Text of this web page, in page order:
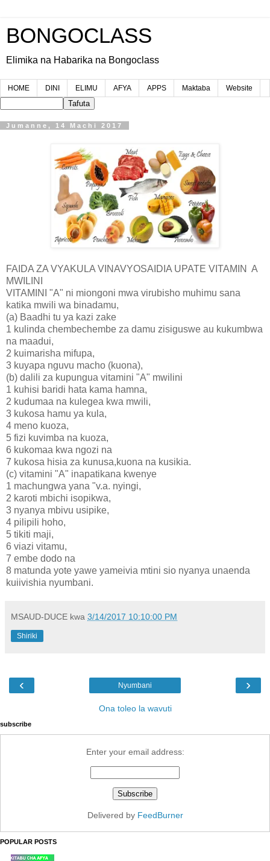
BONGOCLASS
Elimika na Habarika na Bongoclass
HOME DINI ELIMU AFYA APPS Maktaba Website
Jumanne, 14 Machi 2017
FAIDA ZA VYAKULA VINAVYOSAIDIA UPATE VITAMIN A
MWILINI
VITAMINI "A" ni miongoni mwa virubisho muhimu sana
katika mwili wa binadamu,
(a) Baadhi tu ya kazi zake
1 kulinda chembechembe za damu zisiguswe au kukumbwa
na maadui,
2 kuimarisha mifupa,
3 kuyapa nguvu macho (kuona),
(b) dalili za kupungua vitamini "A" mwilini
1 kuhisi baridi hata kama hamna,
2 kudumaa na kulegea kwa mwili,
3 kukosa hamu ya kula,
4 meno kuoza,
5 fizi kuvimba na kuoza,
6 kukomaa kwa ngozi na
7 kukosa hisia za kunusa,kuona na kusikia.
(c) vitamini "A" inapatikana kwenye
1 machungwa yana "v.a. nyingi,
2 karoti mbichi isopikwa,
3 nyanya mbivu usipike,
4 pilipili hoho,
5 tikiti maji,
6 viazi vitamu,
7 embe dodo na
8 matunda yote yawe yameivia mtini sio nyanya unaenda
kuiivishia nyumbani.
MSAUD-DUCE kwa 3/14/2017 10:10:00 PM
Shiriki
‹ ›
Nyumbani
Ona toleo la wavuti
subscribe
Enter your email address:
Delivered by FeedBurner
POPULAR POSTS